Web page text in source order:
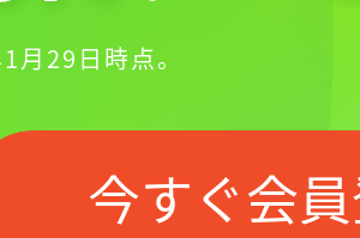
29日時点。
今すぐ会